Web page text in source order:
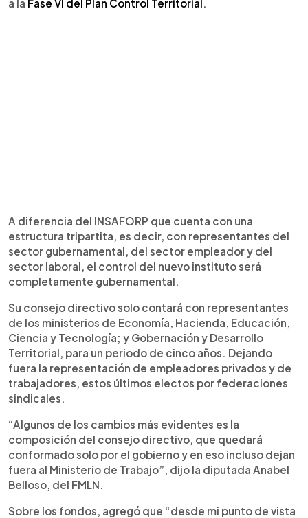
a la Fase VI del Plan Control Territorial
A diferencia del INSAFORP que cuenta con una
estructura tripartita, es decir, con representantes del
sector gubernamental, del sector empleador y del
sector laboral, el control del nuevo instituto será
completamente gubernamental.
Su consejo directivo solo contará con representantes
de los ministerios de Economía, Hacienda, Educación,
Ciencia y Tecnología; y Gobernación y Desarrollo
Territorial, para un periodo de cinco años. Dejando
fuera la representación de empleadores privados y de
trabajadores, estos últimos electos por federaciones
sindicales.
“Algunos de los cambios más evidentes es la
composición del consejo directivo, que quedará
conformado solo por el gobierno y en eso incluso dejan
fuera al Ministerio de Trabajo”, dijo la diputada Anabel
Belloso, del FMLN.
Sobre los fondos, agregó que “desde mi punto de vista